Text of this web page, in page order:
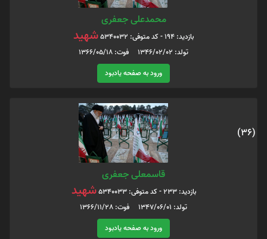
محمدعلی جعفری
بازدید: 194 - کد متوفی: 5340032 شهید
تولد: 1346/02/02 فوت: 1366/05/18
ورود به صفحه یادبود
(36)
قاسمعلی جعفری
بازدید: 233 - کد متوفی: 5340033 شهید
تولد: 1347/06/01 فوت: 1366/11/28
ورود به صفحه یادبود